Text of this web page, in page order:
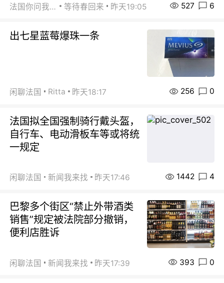
法国你问我答 等待春回来 昨天19:05 527 6
出七星蓝莓爆珠一条
闲聊法国 Ritta 昨天18:17 256 0
法国拟全国强制骑行戴头盔，
自行车、电动滑板车等或将统
一规定
闲聊法国 新闻我来找 昨天17:46 1442 4
巴黎多个街区“禁止外带酒类
销售”规定被法院部分撤销，
便利店胜诉
闲聊法国 新闻我来找 昨天17:39 393 0